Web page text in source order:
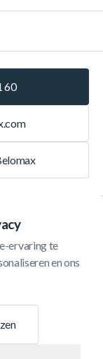
ervaring te
en ons
60